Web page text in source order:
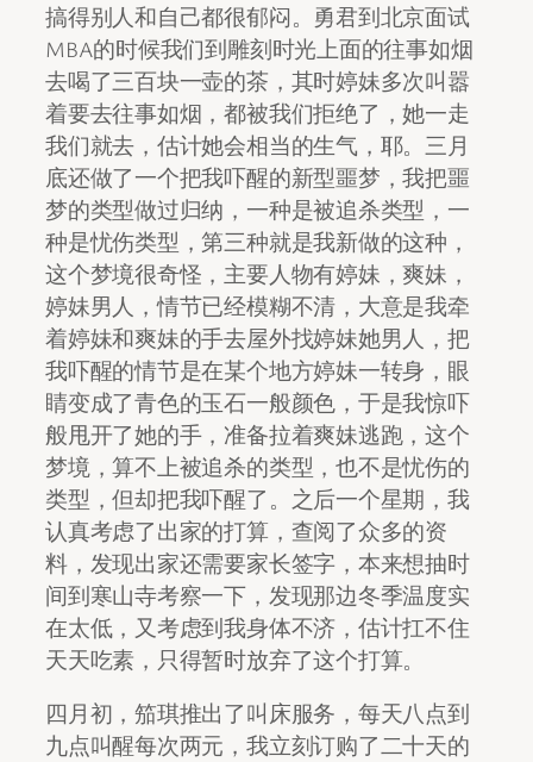
搞得别人和自己都很郁闷。勇君到北京面试
MBA的时候我们到雕刻时光上面的往事如烟
去喝了三百块一壶的茶，其时婷妹多次叫嚣
着要去往事如烟，都被我们拒绝了，她一走
我们就去，估计她会相当的生气，耶。三月
底还做了一个把我吓醒的新型噩梦，我把噩
梦的类型做过归纳，一种是被追杀类型，一
种是忧伤类型，第三种就是我新做的这种，
这个梦境很奇怪，主要人物有婷妹，爽妹，
婷妹男人，情节已经模糊不清，大意是我牵
着婷妹和爽妹的手去屋外找婷妹她男人，把
我吓醒的情节是在某个地方婷妹一转身，眼
睛变成了青色的玉石一般颜色，于是我惊吓
般甩开了她的手，准备拉着爽妹逃跑，这个
梦境，算不上被追杀的类型，也不是忧伤的
类型，但却把我吓醒了。之后一个星期，我
认真考虑了出家的打算，查阅了众多的资
料，发现出家还需要家长签字，本来想抽时
间到寒山寺考察一下，发现那边冬季温度实
在太低，又考虑到我身体不济，估计扛不住
天天吃素，只得暂时放弃了这个打算。
四月初，笳琪推出了叫床服务，每天八点到
九点叫醒每次两元，我立刻订购了二十天的